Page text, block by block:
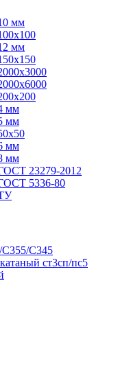
мм
мм
мм
мм
мм
мм
23279-2012
5336-80
С345
ст3сп/пс5